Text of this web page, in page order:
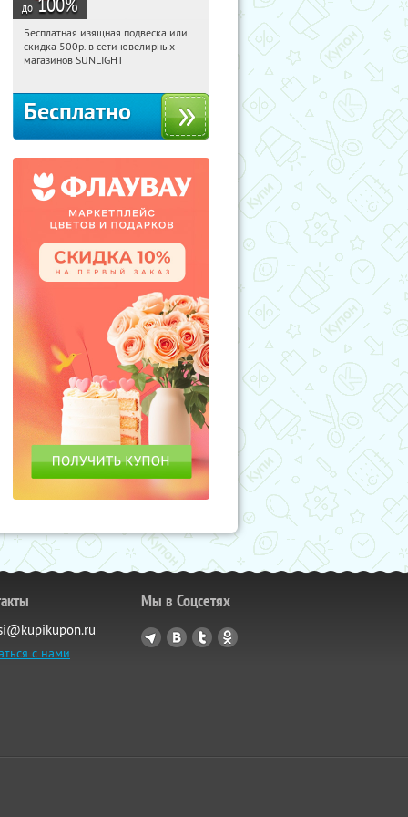
до
22:37:26 Получили:
Россия
Бесплатная изящная подвеска или
скидка 500р. в сети ювелирных
магазинов SUNLIGHT
Бесплатно
с нами
Мы в Соцсетях